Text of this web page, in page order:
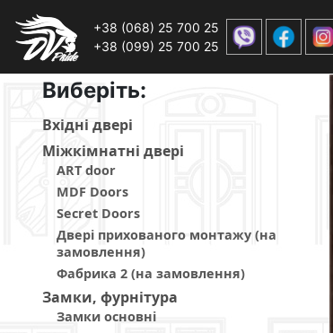
+38 (068) 25 700 25
+38 (099) 25 700 25
Виберiть:
Вхiднi дверi
Мiжкiмнатнi дверi
ART door
MDF Doors
Secret Doors
Двері прихованого монтажу (на
замовлення)
Фабрика 2 (на замовлення)
Замки, фурнітура
Замки основні